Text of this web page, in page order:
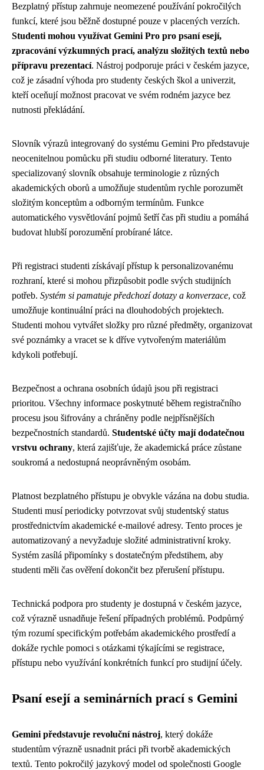
Bezplatný přístup zahrnuje neomezené používání pokročilých
funkcí, které jsou běžně dostupné pouze v placených verzích.
Studenti mohou využívat Gemini Pro pro psaní esejí,
zpracování výzkumných prací, analýzu složitých textů nebo
přípravu prezentací. Nástroj podporuje práci v českém jazyce,
což je zásadní výhoda pro studenty českých škol a univerzit,
kteří oceňují možnost pracovat ve svém rodném jazyce bez
nutnosti překládání.
Slovník výrazů integrovaný do systému Gemini Pro představuje
neocenitelnou pomůcku při studiu odborné literatury. Tento
specializovaný slovník obsahuje terminologie z různých
akademických oborů a umožňuje studentům rychle porozumět
složitým konceptům a odborným termínům. Funkce
automatického vysvětlování pojmů šetří čas při studiu a pomáhá
budovat hlubší porozumění probírané látce.
Při registraci studenti získávají přístup k personalizovanému
rozhraní, které si mohou přizpůsobit podle svých studijních
potřeb. Systém si pamatuje předchozí dotazy a konverzace, což
umožňuje kontinuální práci na dlouhodobých projektech.
Studenti mohou vytvářet složky pro různé předměty, organizovat
své poznámky a vracet se k dříve vytvořeným materiálům
kdykoli potřebují.
Bezpečnost a ochrana osobních údajů jsou při registraci
prioritou. Všechny informace poskytnuté během registračního
procesu jsou šifrovány a chráněny podle nejpřísnějších
bezpečnostních standardů. Studentské účty mají dodatečnou
vrstvu ochrany, která zajišťuje, že akademická práce zůstane
soukromá a nedostupná neoprávněným osobám.
Platnost bezplatného přístupu je obvykle vázána na dobu studia.
Studenti musí periodicky potvrzovat svůj studentský status
prostřednictvím akademické e-mailové adresy. Tento proces je
automatizovaný a nevyžaduje složité administrativní kroky.
Systém zasílá připomínky s dostatečným předstihem, aby
studenti měli čas ověření dokončit bez přerušení přístupu.
Technická podpora pro studenty je dostupná v českém jazyce,
což výrazně usnadňuje řešení případných problémů. Podpůrný
tým rozumí specifickým potřebám akademického prostředí a
dokáže rychle pomoci s otázkami týkajícími se registrace,
přístupu nebo využívání konkrétních funkcí pro studijní účely.
Psaní esejí a seminárních prací s Gemini
Gemini představuje revoluční nástroj, který dokáže
studentům výrazně usnadnit práci při tvorbě akademických
textů. Tento pokročilý jazykový model od společnosti Google